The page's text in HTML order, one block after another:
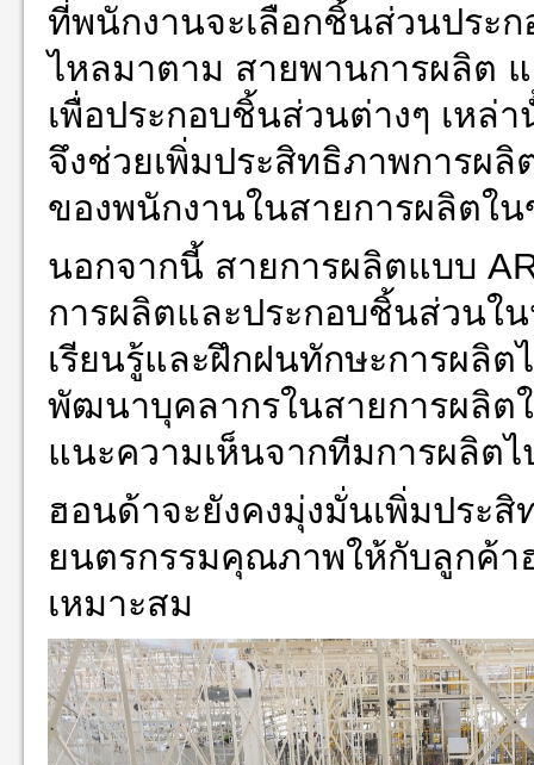
ที่พนักงานจะเลือกชิ้นส่วนประ
ไหลมาตาม สายพานการผลิต
เพื่อประกอบชิ้นส่วนต่างๆ เหล่
จึงช่วยเพิ่มประสิทธิภาพการผ
ของพนักงานในสายการผลิตใ
นอกจากนี้ สายการผลิตแบบ
การผลิตและประกอบชิ้นส่วนใ
เรียนรู้และฝึกฝนทักษะการผลิ
พัฒนาบุคลากรในสายการผลิต
แนะความเห็นจากทีมการผลิต
ฮอนด้าจะยังคงมุ่งมั่นเพิ่มประ
ยนตรกรรมคุณภาพให้กับลูกค้า
เหมาะสม